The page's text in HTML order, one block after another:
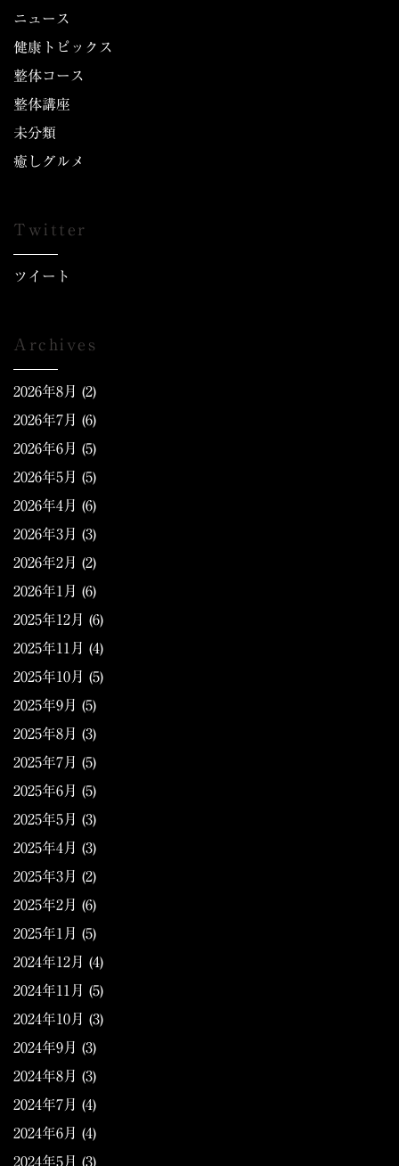
ニュース
健康トピックス
整体コース
整体講座
未分類
癒しグルメ
Twitter
ツイート
Archives
2026年8月 (2)
2026年7月 (6)
2026年6月 (5)
2026年5月 (5)
2026年4月 (6)
2026年3月 (3)
2026年2月 (2)
2026年1月 (6)
2025年12月 (6)
2025年11月 (4)
2025年10月 (5)
2025年9月 (5)
2025年8月 (3)
2025年7月 (5)
2025年6月 (5)
2025年5月 (3)
2025年4月 (3)
2025年3月 (2)
2025年2月 (6)
2025年1月 (5)
2024年12月 (4)
2024年11月 (5)
2024年10月 (3)
2024年9月 (3)
2024年8月 (3)
2024年7月 (4)
2024年6月 (4)
2024年5月 (3)